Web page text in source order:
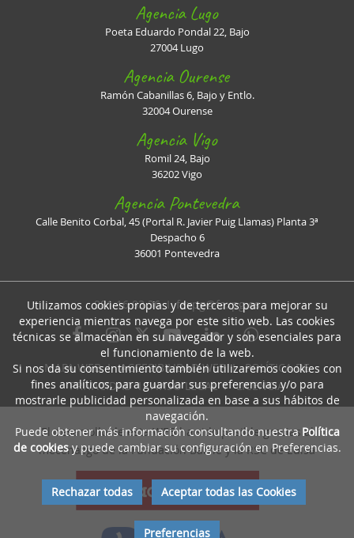
Agencia Lugo
Poeta Eduardo Pondal 22, Bajo
27004 Lugo
Agencia Ourense
Ramón Cabanillas 6, Bajo y Entlo.
32004 Ourense
Agencia Vigo
Romil 24, Bajo
36202 Vigo
Agencia Pontevedra
Calle Benito Corbal, 45 (Portal R. Javier Puig Llamas) Planta 3ª
Despacho 6
36001 Pontevedra
981 16 93 36 Ifaxpg@faxpg.es
MAPA WEBIACCESIBILIDAD WEBIPOLÍTICA DE
PRIVACIDADIAVISO LEGALILICENCIA
El desarrollo de esta WEB ha sido posible gracias al
mecenazgo de la Fundación Barrié y la RSC de Edisa
Utilizamos cookies propias y de terceros para mejorar su
experiencia mientras navega por este sitio web. Las cookies
técnicas se almacenan en su navegador y son esenciales para
el funcionamiento de la web.
Si nos da su consentimiento también utilizaremos cookies con
fines analíticos, para guardar sus preferencias y/o para
mostrarle publicidad personalizada en base a sus hábitos de
navegación.
Puede obtener más información consultando nuestraPolítica
de cookiesy puede cambiar su configuración en Preferencias.
Rechazar todas Aceptar todas las Cookies
Preferencias